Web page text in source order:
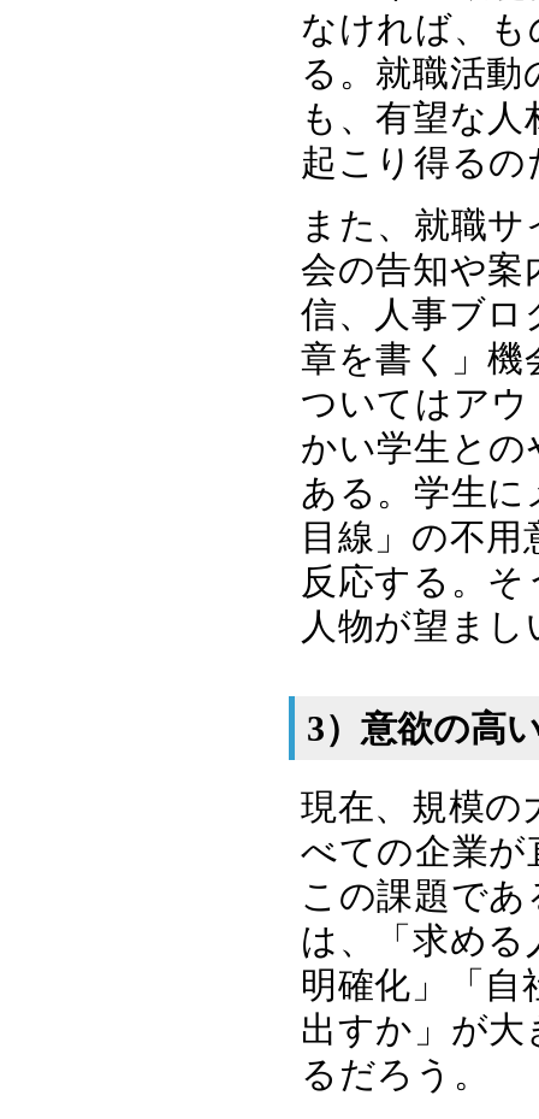
なければ、
る。就職活
も、有望な
起こり得るの
また、就職
会の告知や案
信、人事ブロ
章を書く」機
ついてはア
かい学生と
ある。学生
目線」の不
反応する。
人物が望ま
3）意欲の高
現在、規模の
べての企業
この課題で
は、「求める
明確化」「自
出すか」が
るだろう。